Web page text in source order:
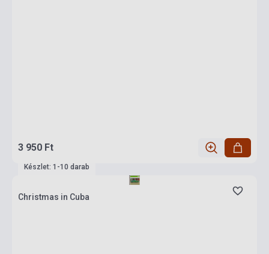
3 950 Ft
Készlet: 1-10 darab
Christmas in Cuba